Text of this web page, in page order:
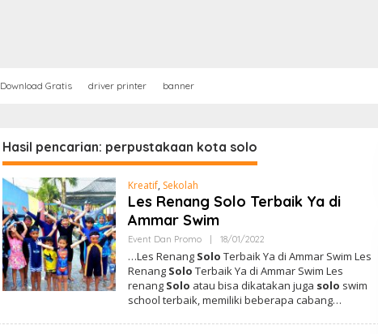
Download Gratis driver printer banner
Hasil pencarian: perpustakaan kota solo
Kreatif, Sekolah
Les Renang Solo Terbaik Ya di
Ammar Swim
Event Dan Promo 18/01/2022
L
E
H
A
D
M
…Les Renang Solo Terbaik Ya di Ammar Swim Les
Renang Solo Terbaik Ya di Ammar Swim Les
renang Solo atau bisa dikatakan juga solo swim
school terbaik, memiliki beberapa cabang…